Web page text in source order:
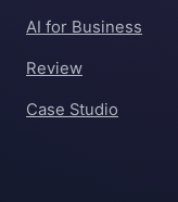
AI for Business
Review
Case Studio